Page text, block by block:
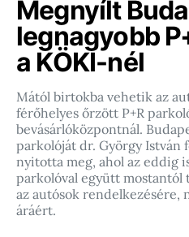
Megnyílt
legnagyobb
a KÖKI-nél
Mától birtokba vehetik az
férőhelyes őrzött P+R
bevásárlóközpontnál.
parkolóját dr. György
nyitotta meg, ahol az eddig
parkolóval együtt mostantól
az autósok rendelkezésére,
áráért.